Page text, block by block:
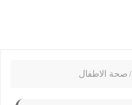
/ صحة الاطفال